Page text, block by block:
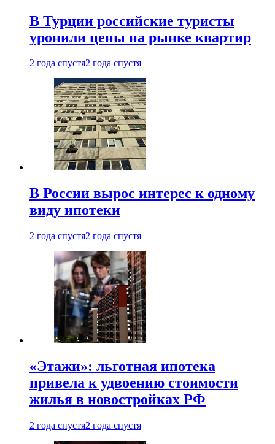
В Турции российские туристы
уронили цены на рынке квартир
2 года спустя2 года спустя
В России вырос интерес к одному
виду ипотеки
2 года спустя2 года спустя
«Этажи»: льготная ипотека
привела к удвоению стоимости
жилья в новостройках РФ
2 года спустя2 года спустя